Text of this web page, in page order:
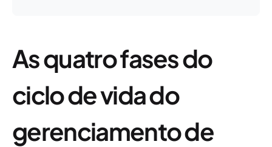
As quatro fases do
ciclo de vida do
gerenciamento de